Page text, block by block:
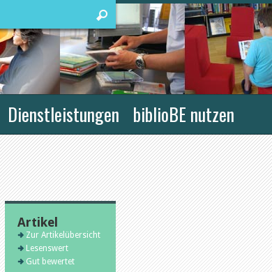
Dienstleistungen biblioBE nutzen
Artikel
Zur Artikelübersicht
Lesenswert
Gut bewertet